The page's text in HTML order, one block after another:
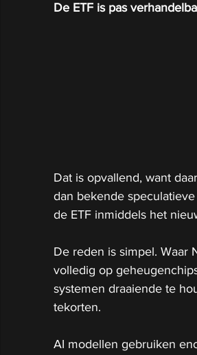
De ETF is pas
Dat is opvallend, want
dan bekende
de ETF inmiddels het
De reden is simpel. Waar
volledig op
systemen draaiende te
tekorten.
AI modellen gebruiken